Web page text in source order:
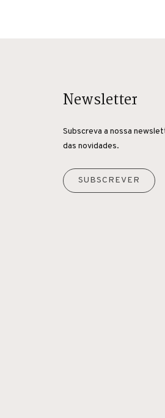
Newsletter
Subscreva a nossa
das novidades.
SUBSCREVER